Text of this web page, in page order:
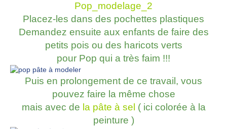
Pop_modelage_2
Placez-les dans des pochettes plastiques
Demandez ensuite aux enfants de faire des
petits pois ou des haricots verts
pour Pop qui a très faim !!!
Puis en prolongement de ce travail, vous
pouvez faire la même chose
mais avec de la pâte à sel ( ici colorée à la
peinture )